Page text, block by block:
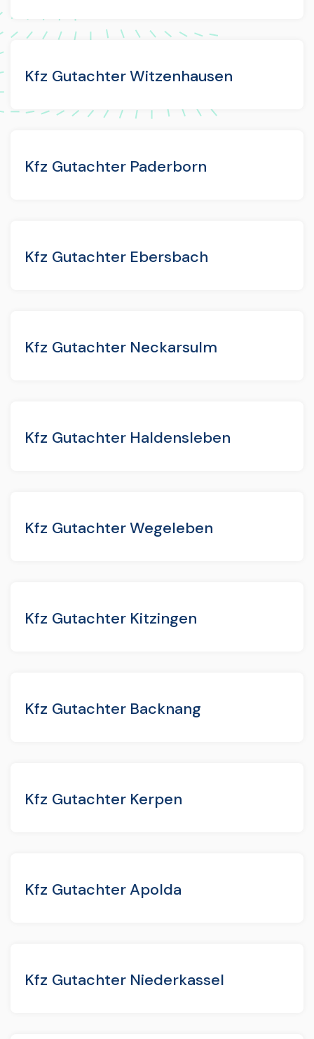
Kfz Gutachter Witzenhausen
Kfz Gutachter Paderborn
Kfz Gutachter Ebersbach
Kfz Gutachter Neckarsulm
Kfz Gutachter Haldensleben
Kfz Gutachter Wegeleben
Kfz Gutachter Kitzingen
Kfz Gutachter Backnang
Kfz Gutachter Kerpen
Kfz Gutachter Apolda
Kfz Gutachter Niederkassel